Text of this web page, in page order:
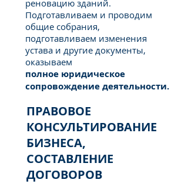
реновацию зданий.
Подготавливаем и проводим
общие собрания,
подготавливаем изменения
устава и другие документы,
оказываем
полное юридическое
сопровождение деятельности.
ПРАВОВОЕ
КОНСУЛЬТИРОВАНИЕ
БИЗНЕСА,
СОСТАВЛЕНИЕ
ДОГОВОРОВ